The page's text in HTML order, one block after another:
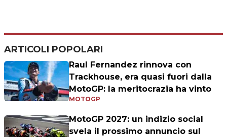
ARTICOLI POPOLARI
Raul Fernandez rinnova con
Trackhouse, era quasi fuori dalla
MotoGP: la meritocrazia ha vinto
MOTOGP
MotoGP 2027: un indizio social
svela il prossimo annuncio sul